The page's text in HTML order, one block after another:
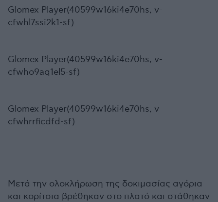
Glomex Player(40599w16ki4e70hs, v-
cfwhl7ssi2k1-sf)
Glomex Player(40599w16ki4e70hs, v-
cfwho9aq1el5-sf)
Glomex Player(40599w16ki4e70hs, v-
cfwhrrficdfd-sf)
Μετά την ολοκλήρωση της δοκιμασίας αγόρια
και κορίτσια βρέθηκαν στο πλατό και στάθηκαν